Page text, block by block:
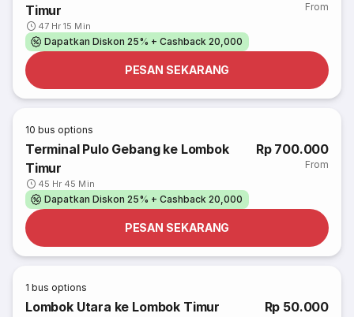
Timur
47 Hr 15 Min
From
Dapatkan Diskon 25% + Cashback 20,000
PESAN SEKARANG
10 bus options
Terminal Pulo Gebang ke Lombok
Timur
45 Hr 45 Min
Rp 700.000
From
Dapatkan Diskon 25% + Cashback 20,000
PESAN SEKARANG
1 bus options
Lombok Utara ke Lombok Timur Rp 50.000